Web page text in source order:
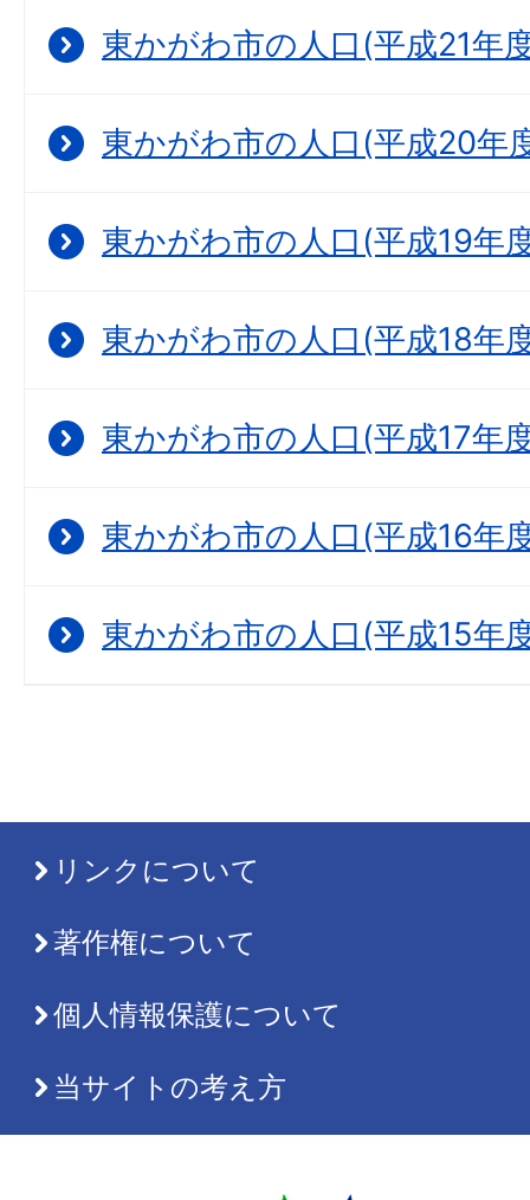
東かがわ市の人口(平成21年
東かがわ市の人口(平成20年
東かがわ市の人口(平成19年
東かがわ市の人口(平成18年
東かがわ市の人口(平成17年
東かがわ市の人口(平成16年
東かがわ市の人口(平成15年
リンクについて
著作権について
個人情報保護について
当サイトの考え方